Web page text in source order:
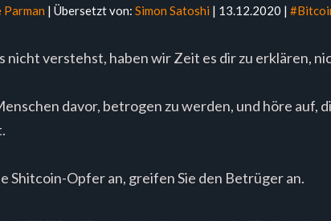
Parman | Übersetzt von: Simon Satoshi | 13.12.2020 |
nicht verstehst, haben wir Zeit es dir zu erklären,
davor, betrogen zu werden, und höre auf,
Shitcoin-Opfer an, greifen Sie den Betrüger an.